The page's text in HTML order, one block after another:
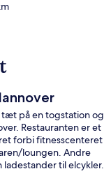
på en togstation og
Restauranten er et
forbi fitnesscenteret
loungen. Andre
til elcykler.